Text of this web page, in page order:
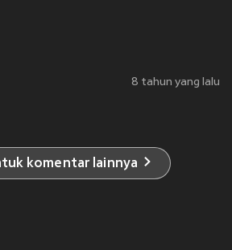
8 tahun yang lalu
komentar lainnya